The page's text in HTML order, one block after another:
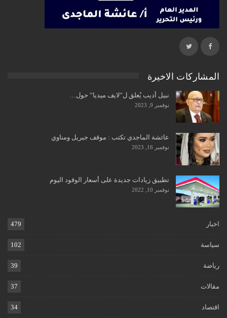
المشاركات الاخيرة
نبيل أديب يُعلق ل”لايف ميديا” حول…
نوفمبر 9, 2023
عائشة الماجدي تكتب : موقف جبريل ومناوي
نوفمبر 16, 2023
تطبيق زيادات جديدة على أسعار الوقود اليوم
نوفمبر 10, 2022
اخبار 479
سياسة 102
رياضة 39
مقالات 37
اقتصاد 34